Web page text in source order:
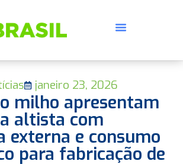
janeiro 23, 2026
milho apresentam
altista com
externa e consumo
para fabricação de